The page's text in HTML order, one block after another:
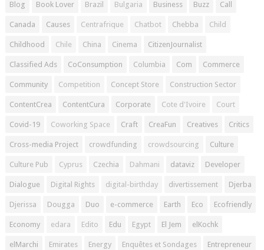
Blog Book Lover Brazil Bulgaria Business Buzz Call
Canada Causes Centrafrique Chatbot Chebba Child
Childhood Chile China Cinema CitizenJournalist
Classified Ads CoConsumption Columbia Com Commerce
Community Competition Concept Store Construction Sector
ContentCrea ContentCura Corporate Cote d'Ivoire Court
Covid-19 Coworking Space Craft CreaFun Creatives Critics
Cross-media Project crowdfunding crowdsourcing Culture
Culture Pub Cyprus Czechia Dahmani dataviz Developer
Dialogue Digital Rights digital-birthday divertissement Djerba
Djerissa Dougga Duo e-commerce Earth Eco Ecofriendly
Economy edara Edito Edu Egypt El Jem elKochk
elMarchi Emirates Energy Enquêtes et Sondages Entrepreneur